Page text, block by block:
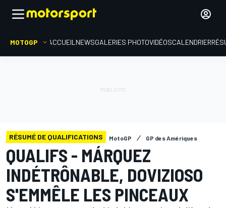
MOTOGP ACCUEIL NEWSGALERIES PHOTOVIDÉOSCALENDRIER
RÉSUMÉ DE QUALIFICATIONS MotoGP GP des Amériques
QUALIFS - MÁRQUEZ
INDÉTRÔNABLE, DOVIZIOSO
S'EMMÊLE LES PINCEAUX